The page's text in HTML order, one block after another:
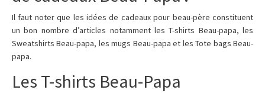
Il faut noter que les idées de cadeaux pour beau-père constituent
un bon nombre d’articles notamment les T-shirts Beau-papa, les
Sweatshirts Beau-papa, les mugs Beau-papa et les Tote bags Beau-
papa.
Les T-shirts Beau-Papa